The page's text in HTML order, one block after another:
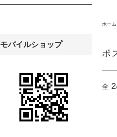
ホーム
ポ
全
モバイルショップ